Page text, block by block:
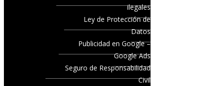
ilegales
Ley de Protección de
Datos
Publicidad en Google –
Google Ads
Seguro de Responsabilidad
Civil